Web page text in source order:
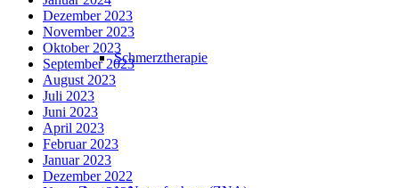
Schmerztherapie
Dezember 2023
November 2023
Oktober 2023
September 2023
August 2023
Juli 2023
Juni 2023
April 2023
Februar 2023
Januar 2023
Dezember 2022